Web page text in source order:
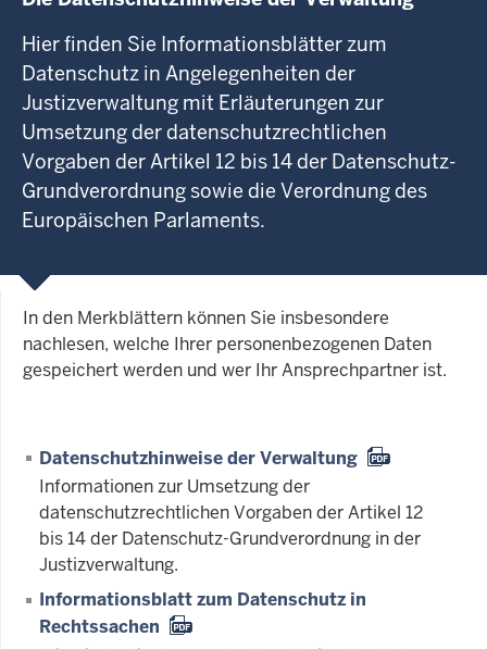
Hier finden Sie Informationsblätter zum
Datenschutz in Angelegenheiten der
Justizverwaltung mit Erläuterungen zur
Umsetzung der datenschutzrechtlichen
Vorgaben der Artikel 12 bis 14 der Datenschutz-
Grundverordnung sowie die Verordnung des
Europäischen Parlaments.
In den Merkblättern können Sie insbesondere
nachlesen, welche Ihrer personenbezogenen Daten
gespeichert werden und wer Ihr Ansprechpartner ist.
Datenschutzhinweise der Verwaltung
Informationen zur Umsetzung der
datenschutzrechtlichen Vorgaben der Artikel 12
bis 14 der Datenschutz-Grundverordnung in der
Justizverwaltung.
Informationsblatt zum Datenschutz in
Rechtssachen